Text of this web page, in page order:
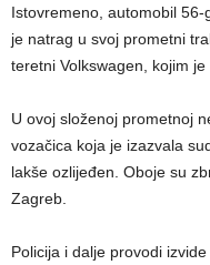
Istovremeno, automobil
je natrag u svoj prometni
teretni Volkswagen, kojim
U ovoj složenoj prometnoj
vozačica koja je izazvala
lakše ozlijeđen. Oboje su
Zagreb.
Policija i dalje provodi